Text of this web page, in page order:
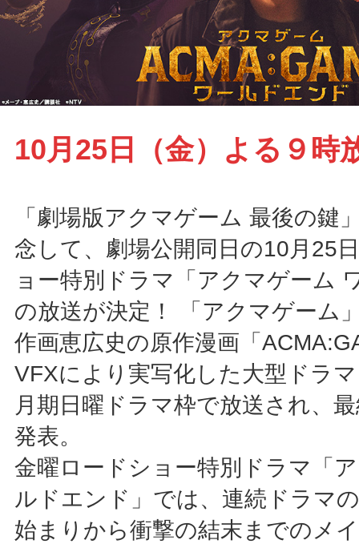
10月25日（金）よる９時
「劇場版アクマゲーム 最後の鍵
念して、劇場公開同日の10月25
ョー特別ドラマ「アクマゲーム
の放送が決定！ 「アクマゲーム
作画恵広史の原作漫画「
VFXにより実写化した大型ドラ
月期日曜ドラマ枠で放送され、
発表。
金曜ロードショー特別ドラマ「
ルドエンド」では、連続ドラマ
始まりから衝撃の結末までのメ